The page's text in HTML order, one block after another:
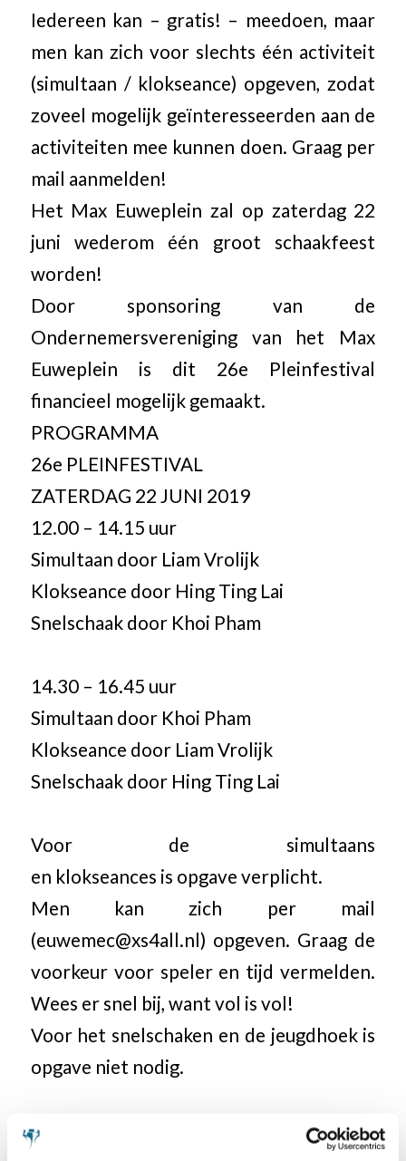
Iedereen kan – gratis! – meedoen, maar
men kan zich voor slechts één activiteit
(simultaan / klokseance) opgeven, zodat
zoveel mogelijk geïnteresseerden aan de
activiteiten mee kunnen doen. Graag per
mail aanmelden!
Het Max Euweplein zal op zaterdag 22
juni wederom één groot schaakfeest
worden!
Door sponsoring van de
Ondernemersvereniging van het Max
Euweplein is dit 26e Pleinfestival
financieel mogelijk gemaakt.
PROGRAMMA
26e PLEINFESTIVAL
ZATERDAG 22 JUNI 2019
12.00 – 14.15 uur
Simultaan door Liam Vrolijk
Klokseance door Hing Ting Lai
Snelschaak door Khoi Pham
14.30 – 16.45 uur
Simultaan door Khoi Pham
Klokseance door Liam Vrolijk
Snelschaak door Hing Ting Lai
Voor de simultaans
en klokseances is opgave verplicht.
Men kan zich per mail
(euwemec@xs4all.nl) opgeven. Graag de
voorkeur voor speler en tijd vermelden.
Wees er snel bij, want vol is vol!
Voor het snelschaken en de jeugdhoek is
opgave niet nodig.